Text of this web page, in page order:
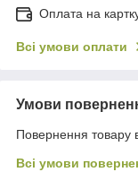
Оплата на
Всі умови оплати
Умови
Повернення товару
Всі умови